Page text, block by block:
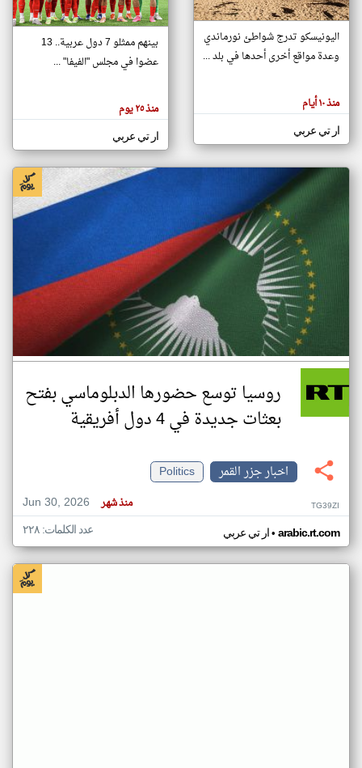
تغيير الدولة
اخبار جزر القمر على مدار الساعة
أهم اخبار جزر القمر العاجلة والمباشرة
هنا عن
وجهة
كاتبيها.
اليونيسكو تدرج شواطئ نورماندي
وعدة مواقع أخرى أحدها في بلد ...
منذ ١٠ أيام
ار تي عربي
بينهم ممثلو 7 دول عربية.. 13
عضوا في مجلس "الفيفا" ...
منذ ٢٥ يوم
ار تي عربي
روسيا توسع حضورها الدبلوماسي بفتح
بعثات جديدة في 4 دول أفريقية
اخبار جزر القمر
Politics
Jun 30, 2026
منذ شهر TG39ZI
ار تي عربي• arabic.rt.com عدد الكلمات: ٢٢٨
klyoum.com